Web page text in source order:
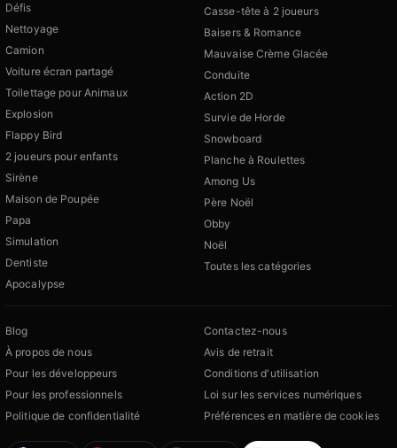
Défis
Nettoyage
Camion
Voiture écran partagé
Toilettage pour Animaux
Explosion
Flappy Bird
2 joueurs pour enfants
Sirène
Maison de Poupée
Papa
Simulation
Dentiste
Apocalypse
Casse-tête à 2 joueurs
Baisers & Romance
Mauvaise Crème Glacée
Conduite
Action 2D
Survie de Horde
Snowboard
Planche à Roulettes
Among Us
Père Noël
Obby
Noël
Toutes les catégories
Blog
À propos de nous
Pour les développeurs
Pour les professionnels
Politique de confidentialité
Contactez-nous
Avis de retrait
Conditions d'utilisation
Loi sur les services numériques
Préférences en matière de cookies